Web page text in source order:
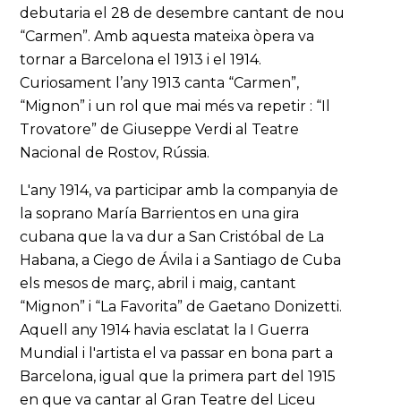
debutaria el 28 de desembre cantant de nou
“Carmen”. Amb aquesta mateixa òpera va
tornar a Barcelona el 1913 i el 1914.
Curiosament l’any 1913 canta “Carmen”,
“Mignon” i un rol que mai més va repetir : “Il
Trovatore” de Giuseppe Verdi al Teatre
Nacional de Rostov, Rússia.
L'any 1914, va participar amb la companyia de
la soprano María Barrientos en una gira
cubana que la va dur a San Cristóbal de La
Habana, a Ciego de Ávila i a Santiago de Cuba
els mesos de març, abril i maig, cantant
“Mignon” i “La Favorita” de Gaetano Donizetti.
Aquell any 1914 havia esclatat la I Guerra
Mundial i l'artista el va passar en bona part a
Barcelona, igual que la primera part del 1915
en que va cantar al Gran Teatre del Liceu